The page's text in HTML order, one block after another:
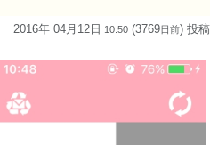
2016年 04月12日 10:50 (3769日前) 投稿